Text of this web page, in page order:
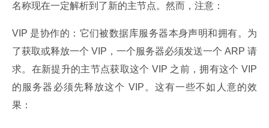
名称现在一定解析到了新的主节点。然而，注意：
VIP 是协作的：它们被数据库服务器本身声明和拥有。为
了获取或释放一个 VIP，一个服务器必须发送一个 ARP 请
求。在新提升的主节点获取这个 VIP 之前，拥有这个 VIP
的服务器必须先释放这个 VIP。这有一些不如人意的效
果：